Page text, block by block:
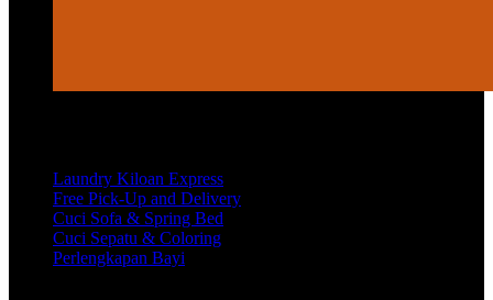
Laundry Kiloan Express
Free Pick-Up and Delivery
Cuci Sofa & Spring Bed
Cuci Sepatu & Coloring
Perlengkapan Bayi